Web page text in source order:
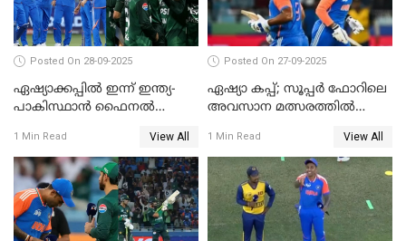
Posted On 28-09-2025
ഏഷ്യാക്കപ്പില്‍ ഇന്ന് ഇന്ത്യ-
പാകിസ്ഥാന്‍ ഫൈനല്‍
1 Min Read View All
Posted On 27-09-2025
ഏഷ്യാ കപ്പ്; സൂപ്പർ ഫോറിലെ
അവസാന മത്സരത്തിൽ
1 Min Read View All